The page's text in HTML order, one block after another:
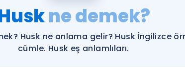
YDS ve YÖKDİL
Rehberlik Aracı
YDS ve YÖKDİL'e
ne demek?
Husk ne anlama gelir? Husk İngilizce
cümle. Husk eş anlamlıları.